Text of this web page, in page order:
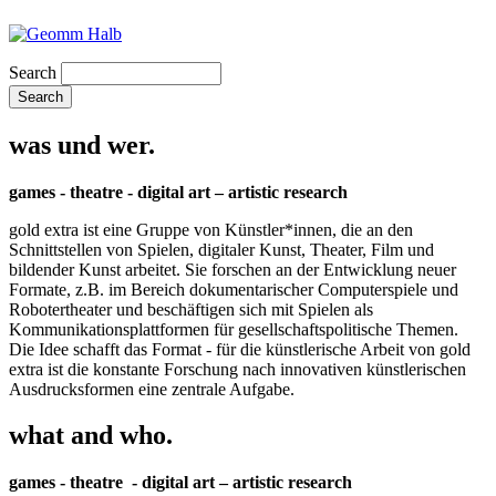
Search
was und wer.
games - theatre - digital art – artistic research
gold extra ist eine Gruppe von Künstler*innen, die an den
Schnittstellen von Spielen, digitaler Kunst, Theater, Film und
bildender Kunst arbeitet. Sie forschen an der Entwicklung neuer
Formate, z.B. im Bereich dokumentarischer Computerspiele und
Robotertheater und beschäftigen sich mit Spielen als
Kommunikationsplattformen für gesellschaftspolitische Themen.
Die Idee schafft das Format - für die künstlerische Arbeit von gold
extra ist die konstante Forschung nach innovativen künstlerischen
Ausdrucksformen eine zentrale Aufgabe.
what and who.
games - theatre - digital art – artistic research